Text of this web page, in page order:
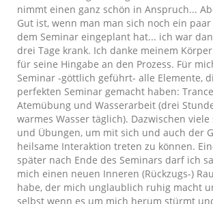
nimmt einen ganz schön in Anspruch...
Gut ist, wenn man man sich noch ein
dem Seminar eingeplant hat... ich war
drei Tage krank. Ich danke meinem
für seine Hingabe an den Prozess. Für
Seminar -göttlich geführt- alle Elemente,
perfekten Seminar gemacht haben:
Atemübung und Wasserarbeit (drei
warmes Wasser täglich). Dazwischen
und Übungen, um mit sich und auch der
heilsame Interaktion treten zu können.
später nach Ende des Seminars darf ich
mich einen neuen Inneren (Rückzugs-)
habe, der mich unglaublich ruhig macht
selbst wenn es um mich herum stürmt